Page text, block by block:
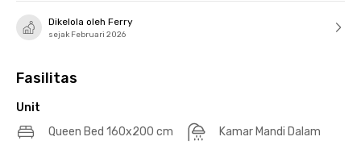
Dikelola oleh Ferry
sejak Februari 2026
Fasilitas
Unit
Queen Bed 160x200 cm
Kamar Mandi Dalam